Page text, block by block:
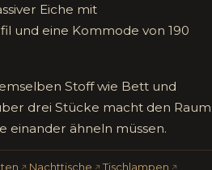
Eiche mit
und eine Kommode von 190
Stoff wie Bett und
drei Stücke macht den Raum
einander ähneln müssen.
Nachttische Tischlampen